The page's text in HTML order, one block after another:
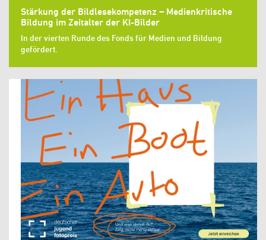
Stärkung der Bildlesekompetenz – Medienkritische
Bildung im Zeitalter der KI-Bilder
In der vierten Runde des Fonds für Medien und Bildung
gefördert.